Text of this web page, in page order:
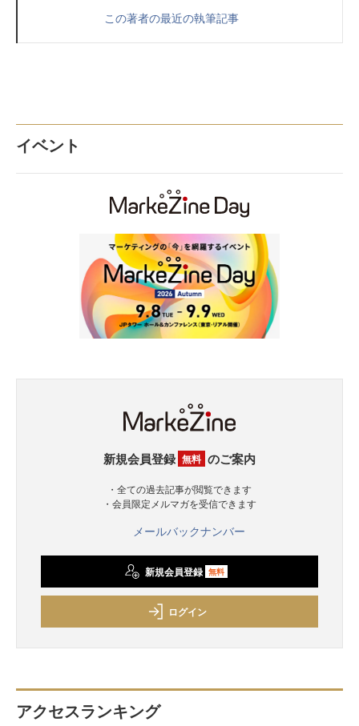
この著者の最近の執筆記事
イベント
新規会員登録 無料 のご案内
・全ての過去記事が閲覧できます
・会員限定メルマガを受信できます
メールバックナンバー
新規会員登録 無料
ログイン
アクセスランキング